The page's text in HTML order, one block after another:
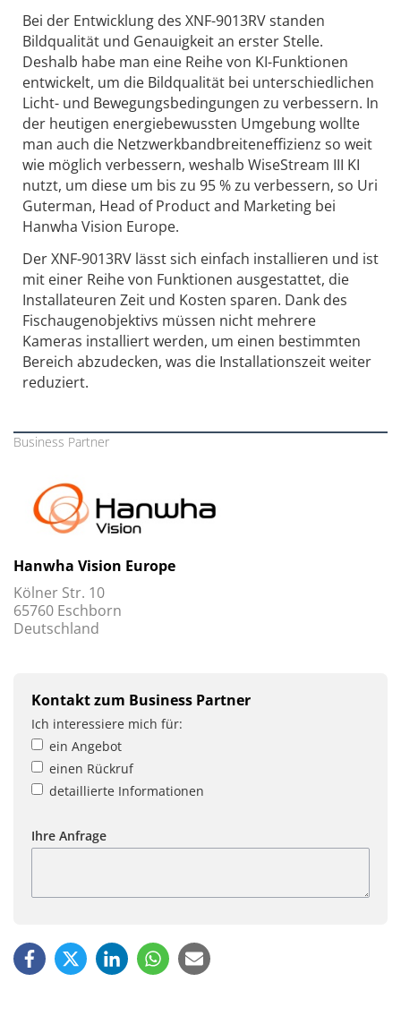
Bei der Entwicklung des XNF-9013RV standen
Bildqualität und Genauigkeit an erster Stelle.
Deshalb habe man eine Reihe von KI-Funktionen
entwickelt, um die Bildqualität bei unterschiedlichen
Licht- und Bewegungsbedingungen zu verbessern. In
der heutigen energiebewussten Umgebung wollte
man auch die Netzwerkbandbreiteneffizienz so weit
wie möglich verbessern, weshalb WiseStream III KI
nutzt, um diese um bis zu 95 % zu verbessern, so Uri
Guterman, Head of Product and Marketing bei
Hanwha Vision Europe.
Der XNF-9013RV lässt sich einfach installieren und ist
mit einer Reihe von Funktionen ausgestattet, die
Installateuren Zeit und Kosten sparen. Dank des
Fischaugenobjektivs müssen nicht mehrere
Kameras installiert werden, um einen bestimmten
Bereich abzudecken, was die Installationszeit weiter
reduziert.
Business Partner
Hanwha Vision Europe
Kölner Str. 10
65760 Eschborn
Deutschland
Kontakt zum Business Partner
Ich interessiere mich für:
ein Angebot
einen Rückruf
detaillierte Informationen
Ihre Anfrage